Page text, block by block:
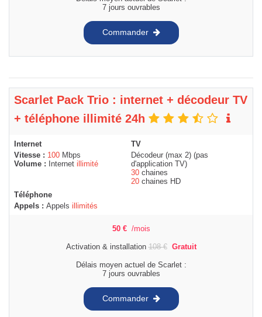
7 jours ouvrables
Commander
Scarlet Pack Trio : internet + décodeur TV
+ téléphone illimité 24h
Internet
Vitesse : 100 Mbps
Volume : Internet illimité
TV
Décodeur (max 2) (pas
d'application TV)
30 chaines
20 chaines HD
Téléphone
Appels : Appels illimités
50 € /mois
Activation & installation108€ Gratuit
Délais moyen actuel de Scarlet :
7 jours ouvrables
Commander